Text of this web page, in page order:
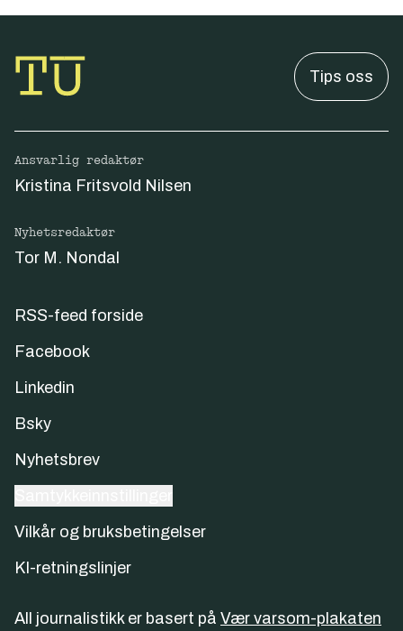
Tips oss
Ansvarlig redaktør
Kristina Fritsvold Nilsen
Nyhetsredaktør
Tor M. Nondal
RSS-feed forside
Facebook
Linkedin
Bsky
Nyhetsbrev
Vilkår og bruksbetingelser
KI-retningslinjer
All journalistikk er basert på Vær varsom-plakaten